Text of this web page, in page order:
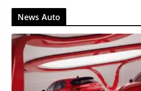
News Auto